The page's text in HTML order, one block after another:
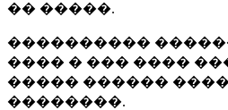
�� �����.
����������
���� � ��� ����
����� ������
��������.